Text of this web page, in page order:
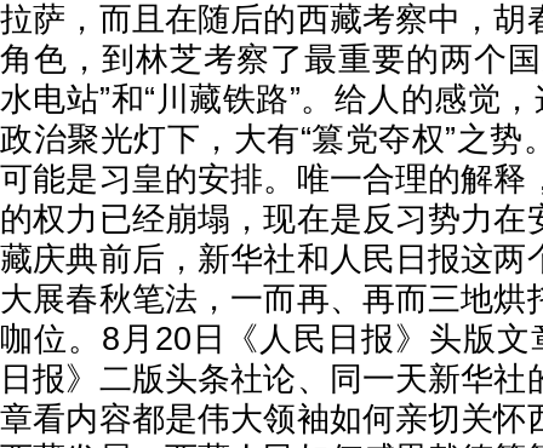
拉萨，而且在随后的西藏考察中，胡
角色，到林芝考察了最重要的两个
水电站”和“川藏铁路”。给人的感觉
政治聚光灯下，大有“篡党夺权”之势
可能是习皇的安排。唯一合理的解释
的权力已经崩塌，现在是反习势力在
藏庆典前后，新华社和人民日报这两
大展春秋笔法，一而再、再而三地烘
咖位。8月20日《人民日报》头版
日报》二版头条社论、同一天新华社
章看内容都是伟大领袖如何亲切关怀